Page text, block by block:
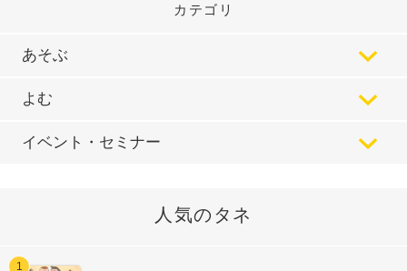
カテゴリ
あそぶ
よむ
イベント・セミナー
人気のタネ